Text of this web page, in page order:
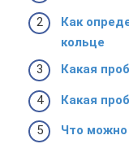
Как
кольце
Какая
Какая
Что можно